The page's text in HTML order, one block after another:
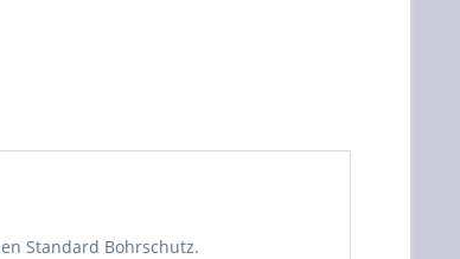
Standard Bohrschutz.